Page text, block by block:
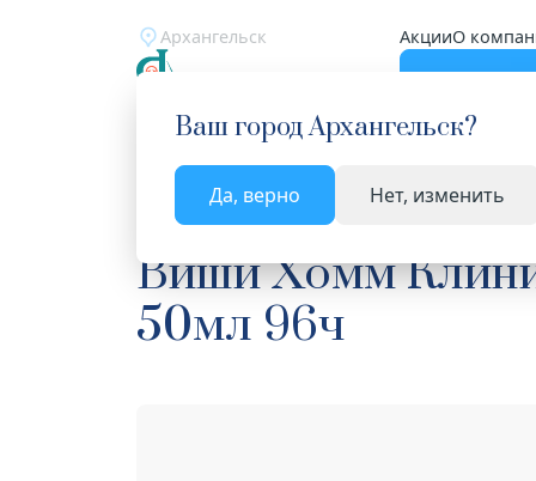
Архангельск АкцииО
Ваш городАрхангельск?
Да, верно Нет, изменить
Главная Каталог Косметика Лечебная
Виши Хомм
50мл 96ч